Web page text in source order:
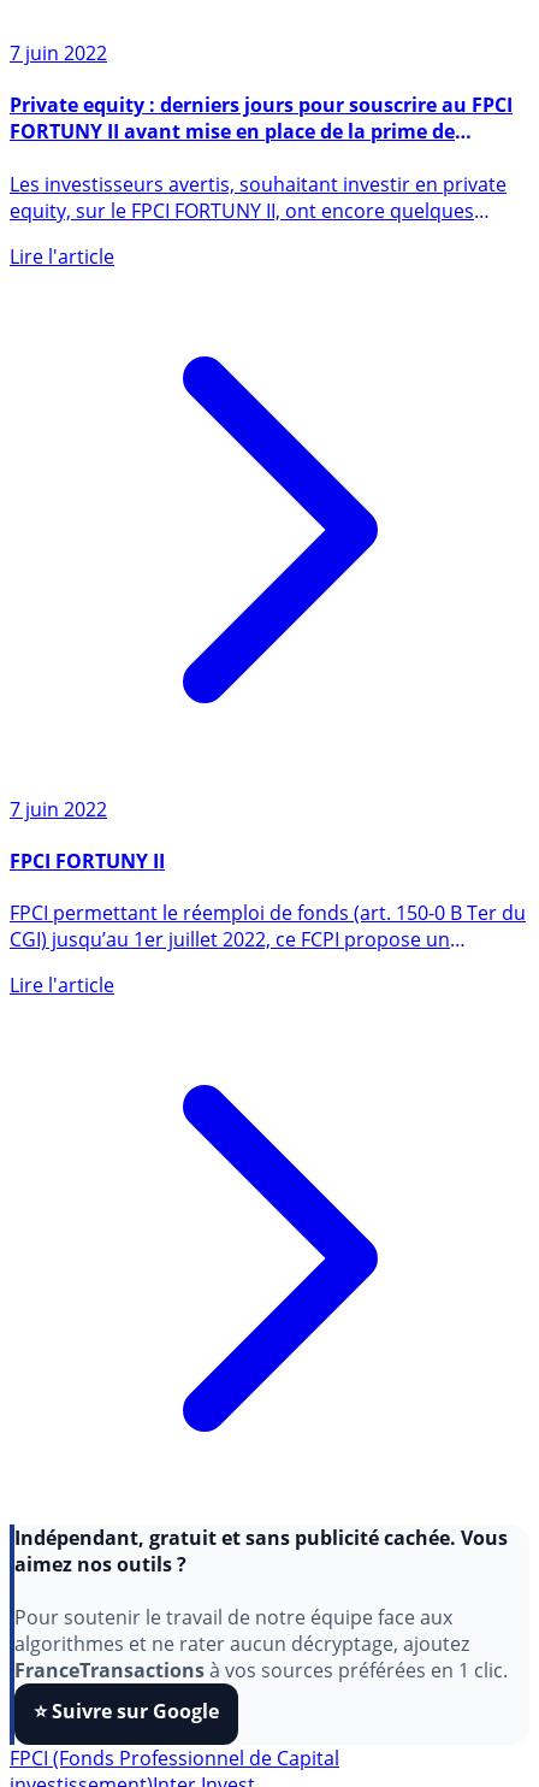
7 juin 2022
FORTUNY II avant mise en place de la prime de
souscription de 2% au 1er juillet 2022
equity, sur le FPCI FORTUNY II, ont encore quelques
7 juin 2022
FPCI FORTUNY II
CGI) jusqu’au 1er juillet 2022, ce FCPI propose un
aimez nos outils ?
Pour soutenir le travail de notre équipe face aux
algorithmes et ne rater aucun décryptage, ajoutez
FranceTransactionsà vos sources préférées en 1 clic.
⭐️ Suivre sur Google